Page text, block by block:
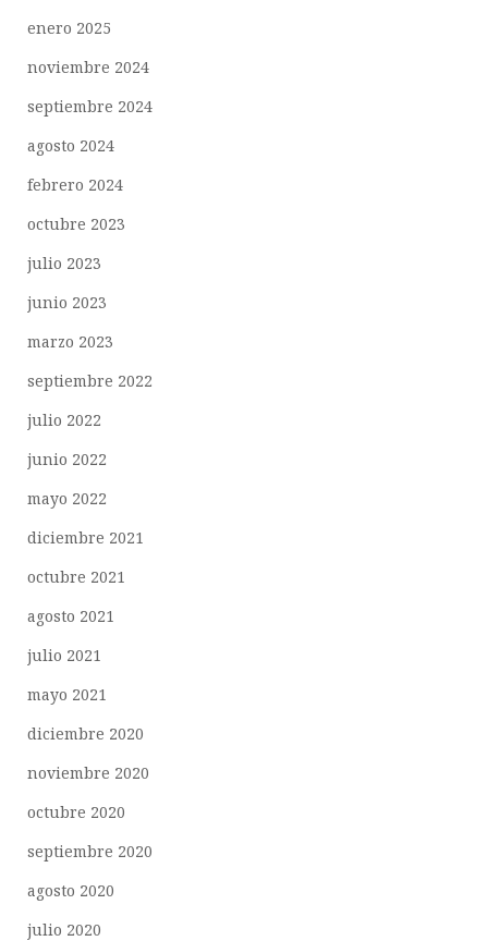
enero 2025
noviembre 2024
septiembre 2024
agosto 2024
febrero 2024
octubre 2023
julio 2023
junio 2023
marzo 2023
septiembre 2022
julio 2022
junio 2022
mayo 2022
diciembre 2021
octubre 2021
agosto 2021
julio 2021
mayo 2021
diciembre 2020
noviembre 2020
octubre 2020
septiembre 2020
agosto 2020
julio 2020